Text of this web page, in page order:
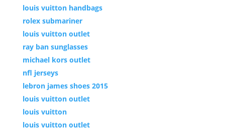
louis vuitton handbags
rolex submariner
louis vuitton outlet
ray ban sunglasses
michael kors outlet
nfl jerseys
lebron james shoes 2015
louis vuitton outlet
louis vuitton
louis vuitton outlet